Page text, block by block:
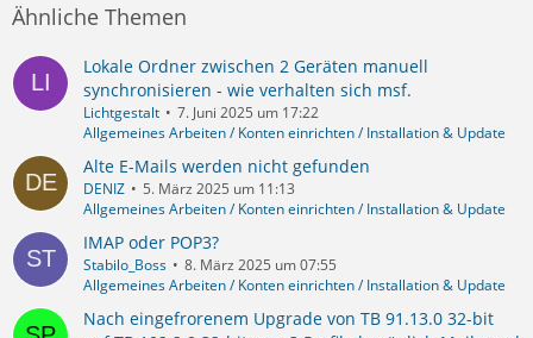
Ähnliche Themen
Lokale Ordner zwischen 2 Geräten manuell
synchronisieren - wie verhalten sich msf.
Lichtgestalt
7. Juni 2025 um 17:22
Allgemeines Arbeiten / Konten einrichten / Installation & Update
Alte E-Mails werden nicht gefunden
DENIZ
5. März 2025 um 11:13
Allgemeines Arbeiten / Konten einrichten / Installation & Update
IMAP oder POP3?
Stabilo_Boss
8. März 2025 um 07:55
Allgemeines Arbeiten / Konten einrichten / Installation & Update
Nach eingefrorenem Upgrade von TB 91.13.0 32-bit